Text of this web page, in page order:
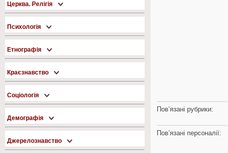
Церква. Релігія
Психологія
Етнографія
Краєзнавство
Соціологія
Демографія
Джерелознавство
Пов’язані рубрики:
Пов’язані персоналії: